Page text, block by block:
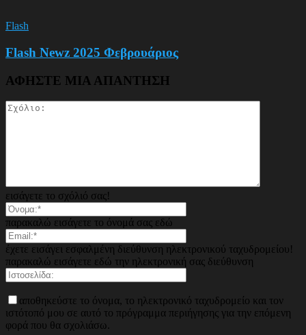
Flash
Flash Newz 2025 Φεβρουάριος
ΑΦΗΣΤΕ ΜΙΑ ΑΠΑΝΤΗΣΗ
εισάγετε το σχόλιό σας!
παρακαλώ εισάγετε το όνομά σας εδώ
έχετε εισάγει εσφαλμένη διεύθυνση ηλεκτρονικού ταχυδρομείου!
παρακαλώ εισάγετε εδώ την ηλεκτρονική σας διεύθυνση
αποθηκεύστε το όνομα, το ηλεκτρονικό ταχυδρομείο και τον
ιστότοπό μου σε αυτό το πρόγραμμα περιήγησης για την επόμενη
φορά που θα σχολιάσω.